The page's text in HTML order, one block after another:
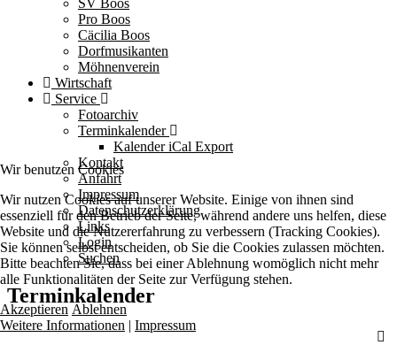
SV Boos
Pro Boos
Cäcilia Boos
Dorfmusikanten
Möhnenverein
Wirtschaft
Service
Fotoarchiv
Terminkalender
Kalender iCal Export
Kontakt
Anfahrt
Impressum
Datenschutzerklärung
Links
Login
Suchen
Terminkalender
Wir benutzen Cookies
Wir nutzen Cookies auf unserer Website. Einige von ihnen sind
essenziell für den Betrieb der Seite, während andere uns helfen, diese
Website und die Nutzererfahrung zu verbessern (Tracking Cookies).
Sie können selbst entscheiden, ob Sie die Cookies zulassen möchten.
Bitte beachten Sie, dass bei einer Ablehnung womöglich nicht mehr
alle Funktionalitäten der Seite zur Verfügung stehen.
Akzeptieren Ablehnen
Weitere Informationen | Impressum